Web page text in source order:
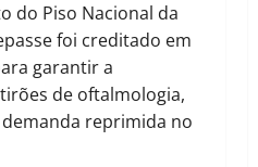
do Piso Nacional da
foi creditado em
garantir a
de oftalmologia,
reprimida no